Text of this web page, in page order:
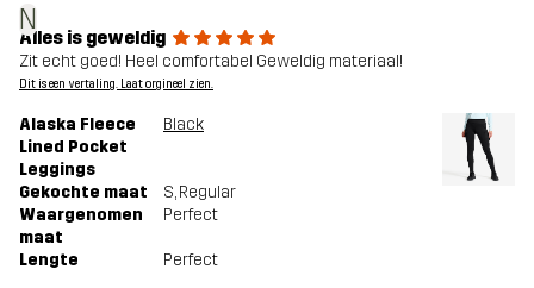
N
Alles is geweldig
Zit echt goed! Heel comfortabel Geweldig materiaal!
Dit is een vertaling. Laat orgineel zien.
Alaska Fleece
Lined Pocket
Leggings
Black
Gekochte maat S, Regular
Waargenomen
maat
Perfect
Lengte Perfect